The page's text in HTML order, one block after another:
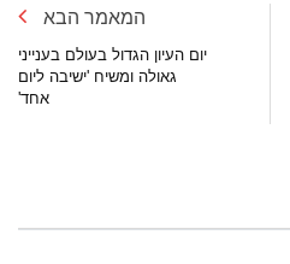
המאמר הבא
יום העיון הגדול בעולם בענייני
גאולה ומשיח 'ישיבה ליום
אחד'